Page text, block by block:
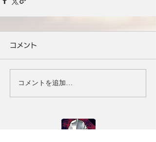
コメント
コメントを追加…